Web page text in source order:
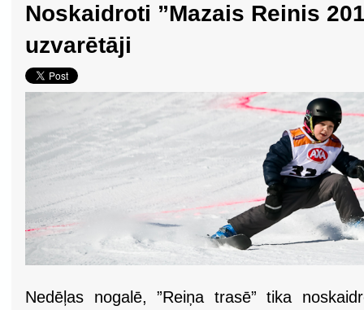
Noskaidroti ”Mazais Reinis
uzvarētāji
Nedēļas nogalē, ”Reiņa trasē” tika